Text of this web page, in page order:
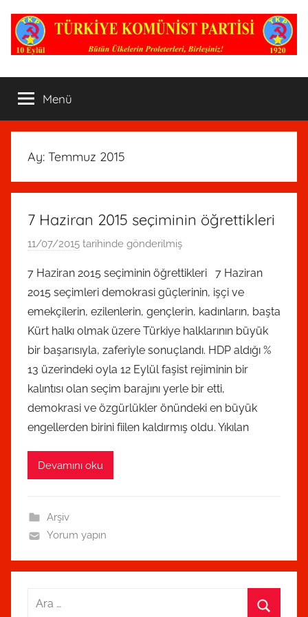
atla
TKP
Komünist
varsa,
Parti
oradadır!
Menü
Ay: Temmuz 2015
7 Haziran 2015 seçiminin öğrettikleri
11/07/2015 tarihinde gönderilmiş
d
a
k
s
i
y
o
n
t
7 Haziran 2015 seçiminin öğrettikleri 7 Haziran
2015 seçimleri demokrasi güçlerinin, işçi ve
emekçilerin, ezilenlerin, gençlerin, kadınların, başta
Kürt halkı olmak üzere Türkiye halklarının büyük
bir başarısıyla, zaferiyle sonuçlandı. HDP aldığı %
13 üzerindeki oyla 12 Eylül faşist rejiminin bir
kalıntısı olan seçim barajını yerle bir etti,
demokrasi ve özgürlükler önündeki en büyük
engellerden birini fiilen kaldırmış oldu. Yıkılan
Devamını oku
Arşiv
Yorum yapın
Arama: